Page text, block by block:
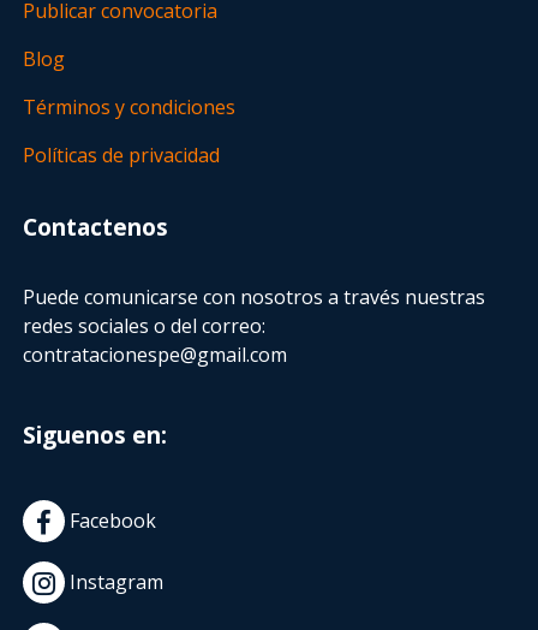
Publicar convocatoria
Blog
Términos y condiciones
Políticas de privacidad
Contactenos
Puede comunicarse con nosotros a través nuestras
redes sociales o del correo:
contratacionespe@gmail.com
Siguenos en:
Facebook
Instagram